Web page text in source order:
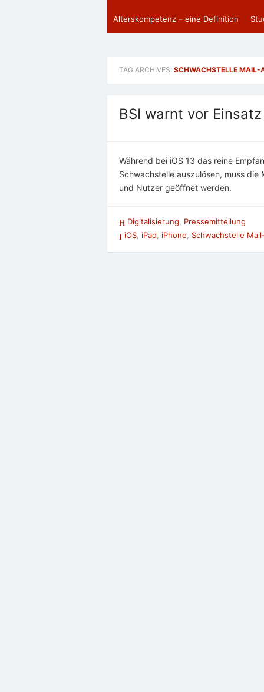
Alterskompetenz – eine Definition
TAG ARCHIVES: SCHWACHSTELLE MAIL-
BSI warnt vor
Während bei iOS 13 das reine
Schwachstelle auszulösen, muss
und Nutzer geöffnet werden.
Digitalisierung
Pressemitteilung
iOS, iPad, iPhone, Schwachstelle